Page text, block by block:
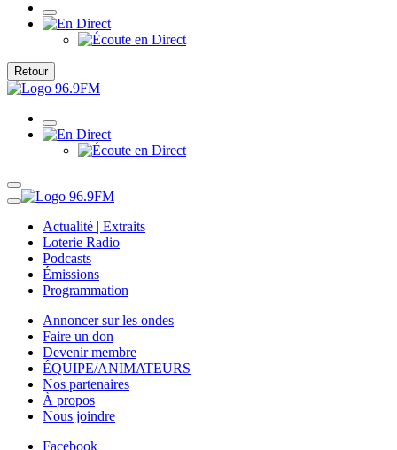
Retour
Actualité | Extraits
Loterie Radio
Podcasts
Émissions
Programmation
Annoncer sur les ondes
Faire un don
Devenir membre
ÉQUIPE/ANIMATEURS
Nos partenaires
À propos
Nous joindre
Facebook